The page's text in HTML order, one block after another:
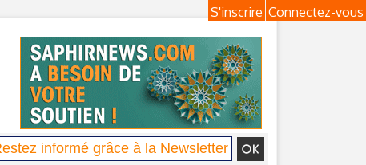
Connectez-vous
S'inscrire